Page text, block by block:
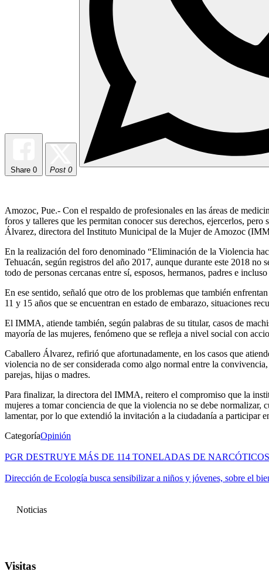
Share 0 Post 0
Amozoc, Pue.- Con el respaldo de profesionales en las áreas de
foros y talleres que les permitan conocer sus derechos, ejercerlos,
Álvarez, directora del Instituto Municipal de la Mujer de Amozoc
En la realización del foro denominado “Eliminación de la Violencia
Tehuacán, según registros del año 2017, aunque durante este 2018 no
todo de personas cercanas entre sí, esposos, hermanos, padres e
En ese sentido, señaló que otro de los problemas que también
11 y 15 años que se encuentran en estado de embarazo, situaciones
El IMMA, atiende también, según palabras de su titular, casos de
mayoría de las mujeres, fenómeno que se refleja a nivel social con
Caballero Álvarez, refirió que afortunadamente, en los casos que
violencia no de ser considerada como algo normal entre la
parejas, hijas o madres.
Para finalizar, la directora del IMMA, reitero el compromiso que la
mujeres a tomar conciencia de que la violencia no se debe normalizar,
lamentar, por lo que extendió la invitación a la ciudadanía a participar
CategoríaOpinión
PGR DESTRUYE MÁS DE 114 TONELADAS DE
Dirección de Ecología busca sensibilizar a niños y jóvenes, sobre el
Noticias
Visitas